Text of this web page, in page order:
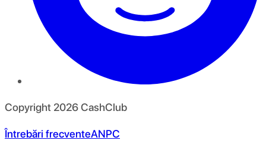
Copyright 2026CashClub
Întrebări frecventeANPC